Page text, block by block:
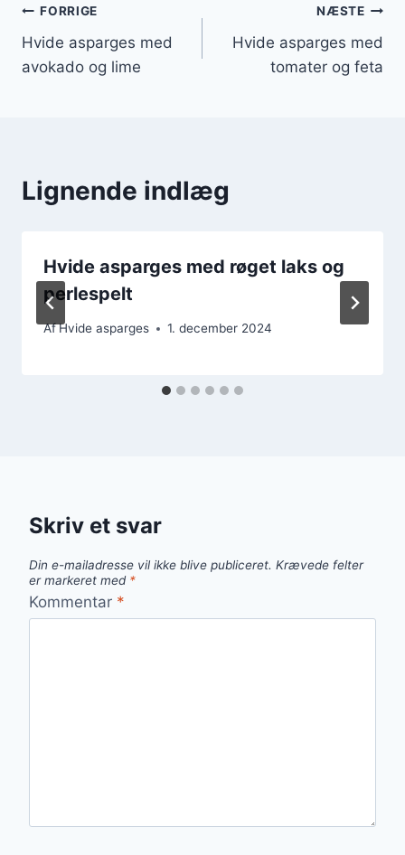
Indlægsnavigation
FORRIGE
Hvide asparges med
avokado og lime
NÆSTE
Hvide asparges med
tomater og feta
Lignende indlæg
Hvide asparges med røget laks og
perlespelt
AfHvide asparges 1. december 2024
Skriv et svar
Din e-mailadresse vil ikke blive publiceret. Krævede felter
er markeret med *
Kommentar *